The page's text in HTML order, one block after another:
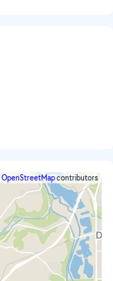
OpenStreetMapcontributors